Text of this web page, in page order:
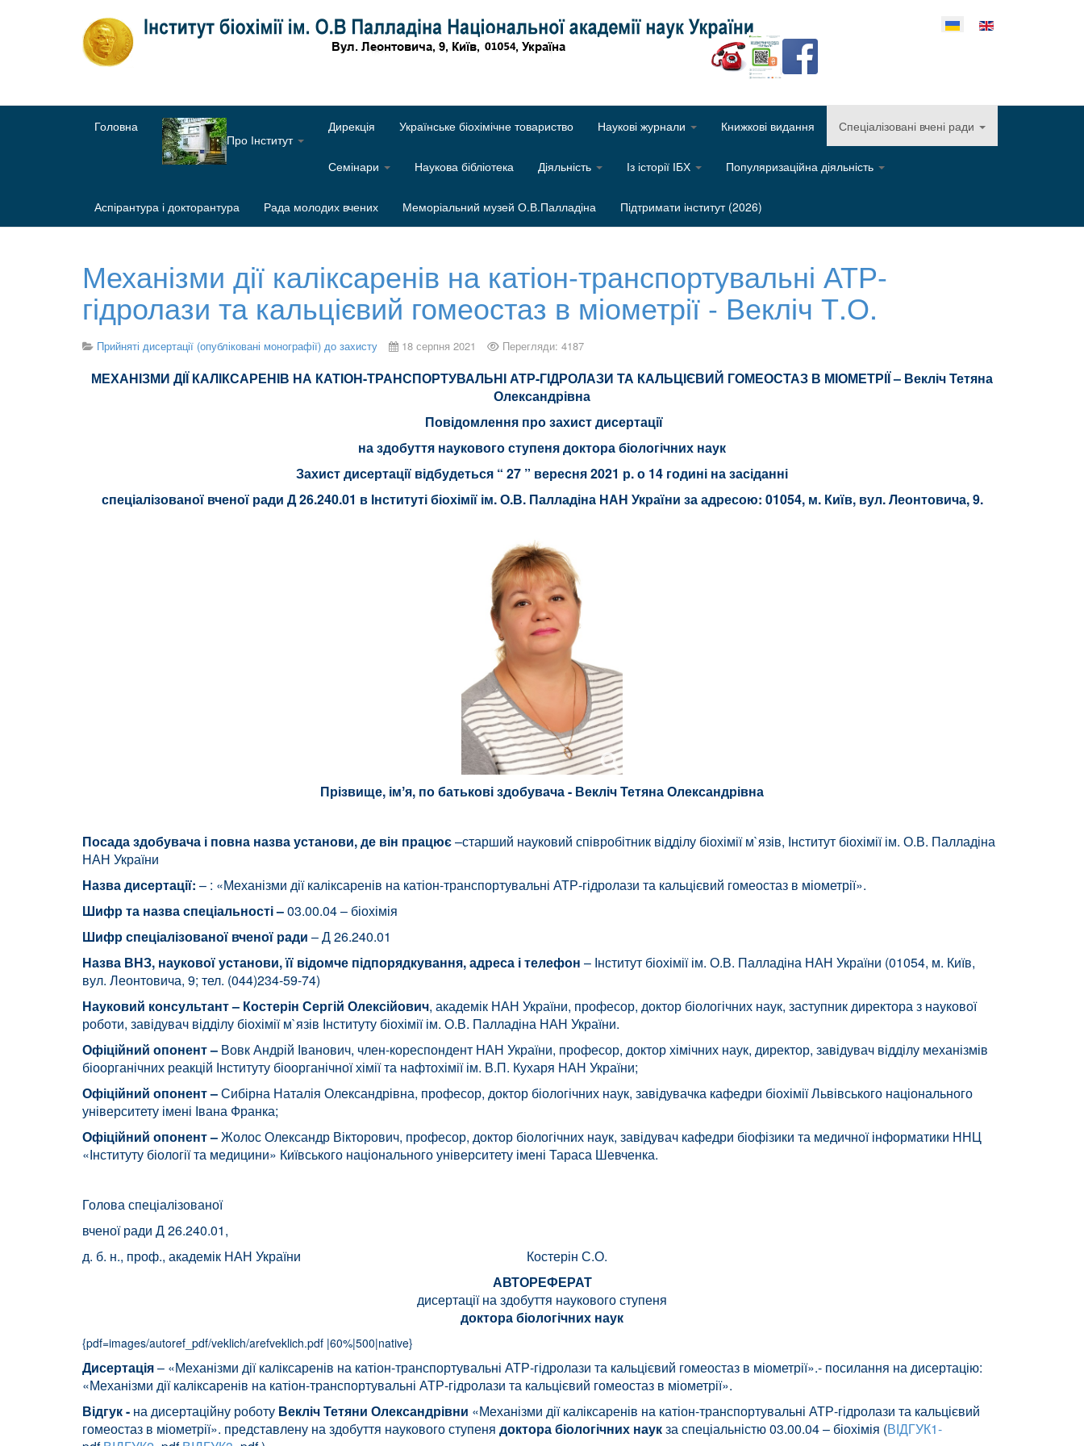
Оберіть свою мову
Головна
Про Інститут
Дирекція Українське біохімічне товариство Наукові журнали Книжкові видання Спеціалізовані вчені ради
Семінари Наукова бібліотека Діяльність Із історії ІБХ Популяризаційна діяльність
Аспірантура і докторантура Рада молодих вчених Меморіальний музей О.В.Палладіна Підтримати інститут (2026)
Механізми дії каліксаренів на катіон-транспортувальні АТР-
гідролази та кальцієвий гомеостаз в міометрії - Векліч Т.О.
Прийняті дисертації (опубліковані монографії) до захисту 18 серпня 2021 Перегляди: 4187
МЕХАНІЗМИ ДІЇ КАЛІКСАРЕНІВ НА КАТІОН-ТРАНСПОРТУВАЛЬНІ АТР-ГІДРОЛАЗИ ТА КАЛЬЦІЄВИЙ ГОМЕОСТАЗ В МІОМЕТРІЇ – Векліч Тетяна
Олександрівна
Повідомлення про захист дисертації
на здобуття наукового ступенядоктора біологічних наук
Захист дисертації відбудеться “ 27 ” вересня 2021 р. о 14 годині на засіданні
спеціалізованої вченої ради Д 26.240.01 в Інституті біохімії ім. О.В. Палладіна НАН України за адресою: 01054, м. Київ, вул. Леонтовича, 9.
Прізвище, імʼя, по батькові здобувача - Векліч Тетяна Олександрівна
Посада здобувача і повна назва установи, де він працює–старший науковий співробітник відділу біохімії м`язів, Інститут біохімії ім. О.В. Палладіна
НАН України
Назва дисертації: – : «Механізми дії каліксаренів на катіон-транспортувальні АТР-гідролази та кальцієвий гомеостаз в міометрії».
Шифр та назва спеціальності –03.00.04 – біохімія
Шифр спеціалізованої вченої ради – Д 26.240.01
Назва ВНЗ, наукової установи, її відомче підпорядкування, адреса і телефон – Інститут біохімії ім. О.В. Палладіна НАН України (01054, м. Київ,
вул. Леонтовича, 9; тел. (044)234-59-74)
Науковий консультант – Костерін Сергій Олексійович, академік НАН України, професор, доктор біологічних наук, заступник директора з наукової
роботи, завідувач відділу біохімії м`язів Інституту біохімії ім. О.В. Палладіна НАН України.
Офіційний опонент – Вовк Андрій Іванович, член-кореспондент НАН України, професор, доктор хімічних наук, директор, завідувач відділу механізмів
біоорганічних реакцій Інституту біоорганічної хімії та нафтохімії ім. В.П. Кухаря НАН України;
Офіційний опонент –Сибірна Наталія Олександрівна, професор, доктор біологічних наук, завідувачка кафедри біохімії Львівського національного
університету імені Івана Франка;
Офіційний опонент –Жолос Олександр Вікторович, професор, доктор біологічних наук, завідувач кафедри біофізики та медичної інформатики ННЦ
«Інституту біології та медицини» Київського національного університету імені Тараса Шевченка.
Голова спеціалізованої
вченої ради Д 26.240.01,
д. б. н., проф., академік НАН України Костерін С.О.
АВТОРЕФЕРАТ
дисертації на здобуття наукового ступеня
доктора біологічних наук
{pdf=images/autoref_pdf/veklich/arefveklich.pdf |60%|500|native}
Дисертація– «Механізми дії каліксаренів на катіон-транспортувальні АТР-гідролази та кальцієвий гомеостаз в міометрії».- посилання на дисертацію:
«Механізми дії каліксаренів на катіон-транспортувальні АТР-гідролази та кальцієвий гомеостаз в міометрії».
Відгук - на дисертаційну роботу Векліч Тетяни Олександрівни «Механізми дії каліксаренів на катіон-транспортувальні АТР-гідролази та кальцієвий
гомеостаз в міометрії». представлену на здобуття наукового ступеня доктора біологічних наукза спеціальністю03.00.04 – біохімія (ВІДГУК1-